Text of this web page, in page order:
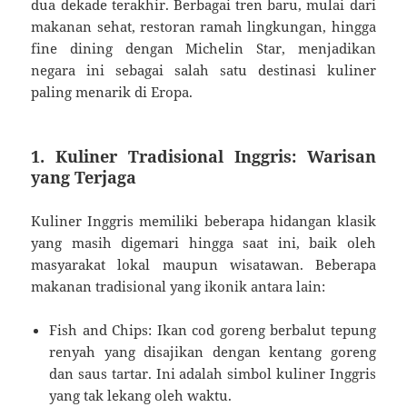
dua dekade terakhir. Berbagai tren baru, mulai dari
makanan sehat, restoran ramah lingkungan, hingga
fine dining dengan Michelin Star, menjadikan
negara ini sebagai salah satu destinasi kuliner
paling menarik di Eropa.
1. Kuliner Tradisional Inggris: Warisan
yang Terjaga
Kuliner Inggris memiliki beberapa hidangan klasik
yang masih digemari hingga saat ini, baik oleh
masyarakat lokal maupun wisatawan. Beberapa
makanan tradisional yang ikonik antara lain:
Fish and Chips: Ikan cod goreng berbalut tepung
renyah yang disajikan dengan kentang goreng
dan saus tartar. Ini adalah simbol kuliner Inggris
yang tak lekang oleh waktu.